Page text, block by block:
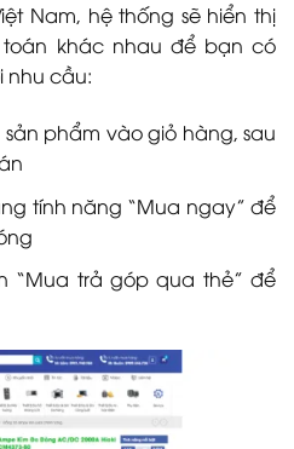
Nam, hệ thống sẽ hiển thị
khác nhau để bạn có
nhu cầu:
sản phẩm vào giỏ hàng, sau
tính năng “Mua ngay” để
“Mua trả góp qua thẻ” để